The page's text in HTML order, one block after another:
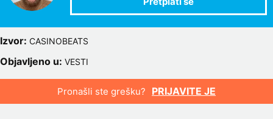
Izvor: CASINOBEATS
Objavljeno u: VESTI
Pronašli ste grešku? PRIJAVITE JE